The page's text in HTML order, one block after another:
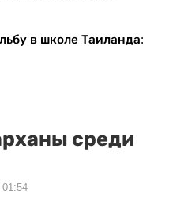
в школе Таиланда:
среди
01:54